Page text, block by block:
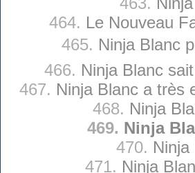
464. Le Nouveau
465. Ninja Blanc
466. Ninja Blanc
467. Ninja Blanc a très
468. Ninja
469. Ninja
470.
471. Ninja